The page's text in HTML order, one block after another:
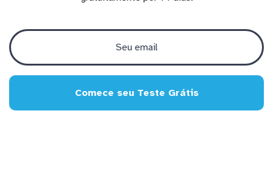
Comece seu Teste Grátis